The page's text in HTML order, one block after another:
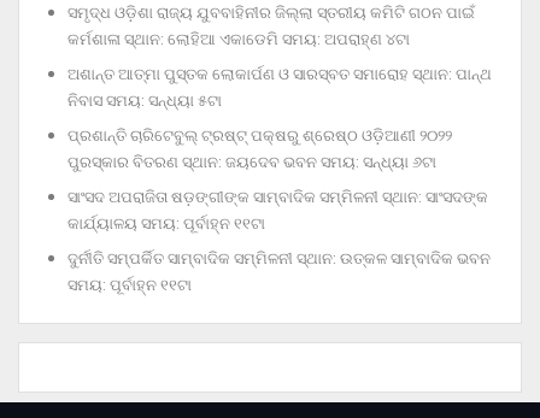
ସମୃଦ୍ଧ ଓଡ଼ିଶା ରାଜ୍ୟ ଯୁବବାହିନୀର ଜିଲ୍ଲା ସ୍ତରୀୟ କମିଟି ଗଠନ ପାଇଁ
କର୍ମଶାଳା ସ୍ଥାନ: ଲୋହିଆ ଏକାଡେମି ସମୟ: ଅପରାହ୍‌ଣ ୪ଟା
ଅଶାନ୍ତ ଆତ୍ମା ପୁସ୍ତକ ଲୋକାର୍ପଣ ଓ ସାରସ୍ବତ ସମାରୋହ ସ୍ଥାନ: ପାନ୍ଥ
ନିବାସ ସମୟ: ସନ୍ଧ୍ୟା ୫ଟା
ପ୍ରଶାନ୍ତି ଚାରିଟେବୁଲ୍‌ ଟ୍ରଷ୍ଟ୍‌ ପକ୍ଷରୁ ଶ୍ରେଷ୍ଠ ଓଡ଼ିଆଣୀ ୨୦୨୨
ପୁରସ୍କାର ବିତରଣ ସ୍ଥାନ: ଜୟଦେବ ଭବନ ସମୟ: ସନ୍ଧ୍ୟା ୬ଟା
ସାଂସଦ ଅପରାଜିତା ଷଡ଼ଙ୍ଗୀଙ୍କ ସାମ୍ବାଦିକ ସମ୍ମିଳନୀ ସ୍ଥାନ: ସାଂସଦଙ୍କ
କାର୍ଯ୍ୟାଳୟ ସମୟ: ପୂର୍ବାହ୍ନ ୧୧ଟା
ଦୁର୍ନୀତି ସମ୍ପର୍କିତ ସାମ୍ବାଦିକ ସମ୍ମିଳନୀ ସ୍ଥାନ: ଉତ୍କଳ ସାମ୍ବାଦିକ ଭବନ
ସମୟ: ପୂର୍ବାହ୍ନ ୧୧ଟା